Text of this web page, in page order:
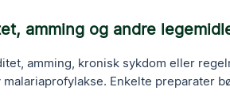
amming og andre
amming, kronisk sykdom eller
malariaprofylakse. Enkelte preparater